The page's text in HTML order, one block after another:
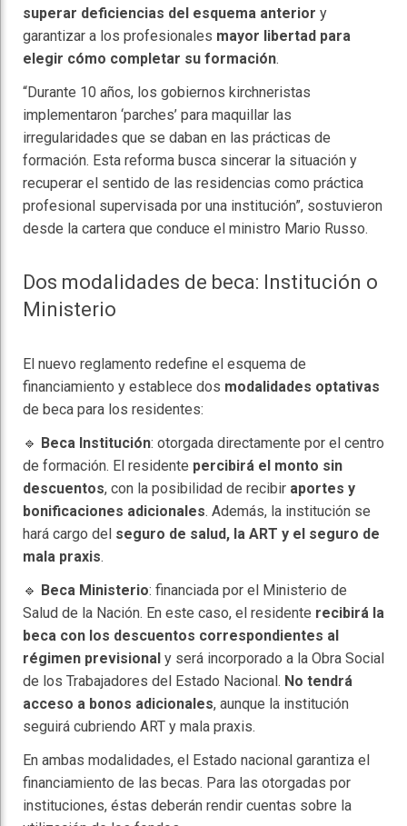
superar deficiencias del esquema anterior y
garantizar a los profesionales mayor libertad para
elegir cómo completar su formación.
“Durante 10 años, los gobiernos kirchneristas
implementaron ‘parches’ para maquillar las
irregularidades que se daban en las prácticas de
formación. Esta reforma busca sincerar la situación y
recuperar el sentido de las residencias como práctica
profesional supervisada por una institución”, sostuvieron
desde la cartera que conduce el ministro Mario Russo.
Dos modalidades de beca: Institución o
Ministerio
El nuevo reglamento redefine el esquema de
financiamiento y establece dos modalidades optativas
de beca para los residentes:
🔹 Beca Institución: otorgada directamente por el centro
de formación. El residente percibirá el monto sin
descuentos, con la posibilidad de recibir aportes y
bonificaciones adicionales. Además, la institución se
hará cargo del seguro de salud, la ART y el seguro de
mala praxis.
🔹 Beca Ministerio: financiada por el Ministerio de
Salud de la Nación. En este caso, el residente recibirá la
beca con los descuentos correspondientes al
régimen previsional y será incorporado a la Obra Social
de los Trabajadores del Estado Nacional. No tendrá
acceso a bonos adicionales, aunque la institución
seguirá cubriendo ART y mala praxis.
En ambas modalidades, el Estado nacional garantiza el
financiamiento de las becas. Para las otorgadas por
instituciones, éstas deberán rendir cuentas sobre la